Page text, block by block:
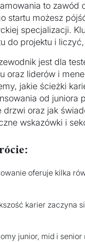
to zawód
startu możesz
specjalizacji.
do projektu i
jest dla
oraz liderów i
jakie ścieżki
od juniora
drzwi oraz jak
wskazówki i
oferuje kilka
karier zaczyna
junior, mid i